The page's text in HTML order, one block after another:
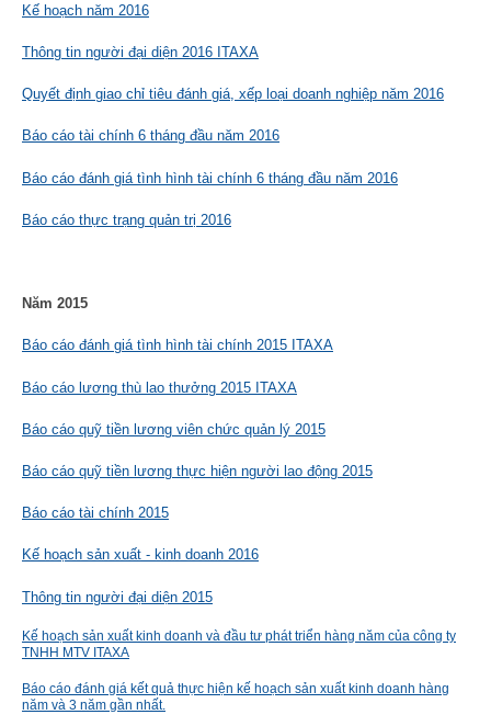
Kế hoạch năm 2016
Thông tin người đại diện 2016 ITAXA
Quyết định giao chỉ tiêu đánh giá, xếp loại doanh nghiệp năm 2016
Báo cáo tài chính 6 tháng đầu năm 2016
Báo cáo đánh giá tình hình tài chính 6 tháng đầu năm 2016
Báo cáo thực trạng quản trị 2016
Năm 2015
Báo cáo đánh giá tình hình tài chính 2015 ITAXA
Báo cáo lương thù lao thưởng 2015 ITAXA
Báo cáo quỹ tiền lương viên chức quản lý 2015
Báo cáo quỹ tiền lương thực hiện người lao động 2015
Báo cáo tài chính 2015
Kế hoạch sản xuất - kinh doanh 2016
Thông tin người đại diện 2015
Kế hoạch sản xuất kinh doanh và đầu tư phát triển hàng năm của công ty
TNHH MTV ITAXA
Báo cáo đánh giá kết quả thực hiện kế hoạch sản xuất kinh doanh hàng
năm và 3 năm gần nhất.